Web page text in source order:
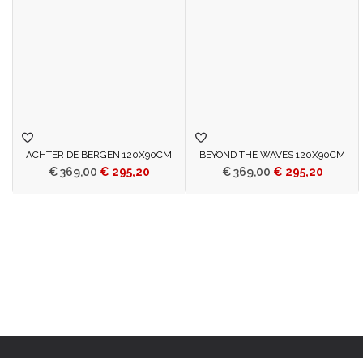
ACHTER DE BERGEN 120X90CM
€369,00 € 295,20
BEYOND THE WAVES 120X90CM
€369,00 € 295,20